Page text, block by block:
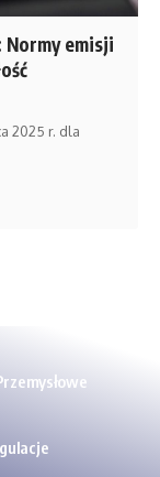
Normy emisji
2025 r. dla